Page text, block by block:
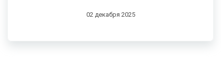
02 декабря 2025